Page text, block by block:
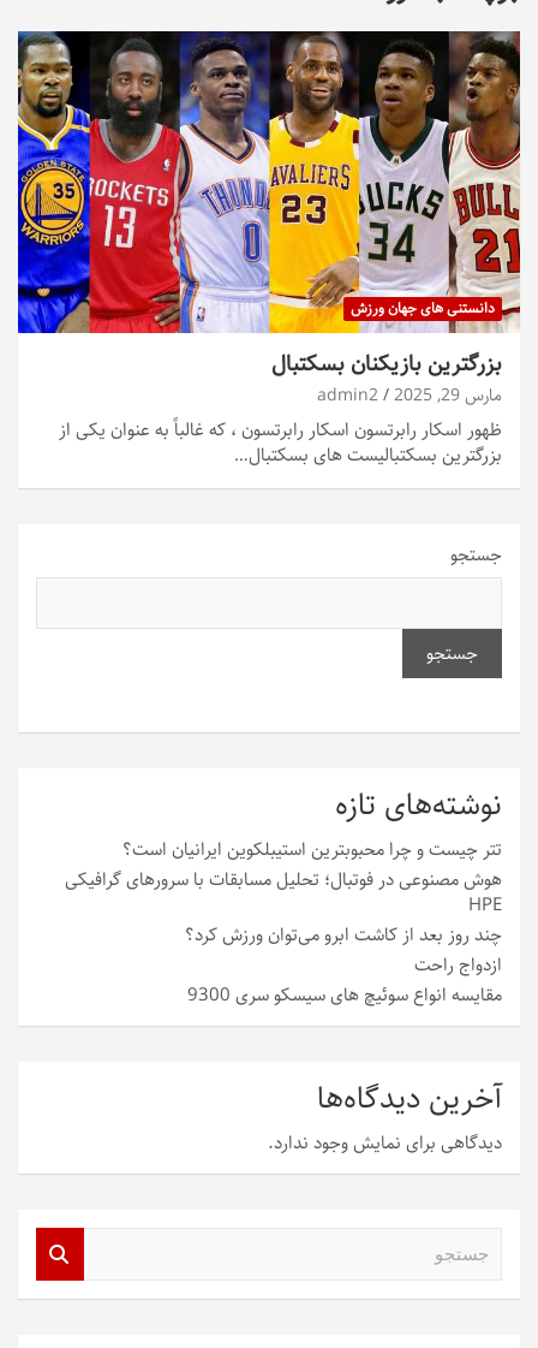
دانستنی های جهان ورزش
بزرگترین بازیکنان بسکتبال
مارس 29, 2025 admin2
ظهور اسکار رابرتسون اسکار رابرتسون ، که غالباً به عنوان یکی از
بزرگترین بسکتبالیست های بسکتبال…
جستجو
جستجو
نوشته‌های تازه
تتر چیست و چرا محبوبترین استیبلکوین ایرانیان است؟
هوش مصنوعی در فوتبال؛ تحلیل مسابقات با سرورهای گرافیکی
HPE
چند روز بعد از کاشت ابرو می‌توان ورزش کرد؟
ازدواج راحت
مقایسه انواع سوئیچ های سیسکو سری 9300
آخرین دیدگاه‌ها
دیدگاهی برای نمایش وجود ندارد.